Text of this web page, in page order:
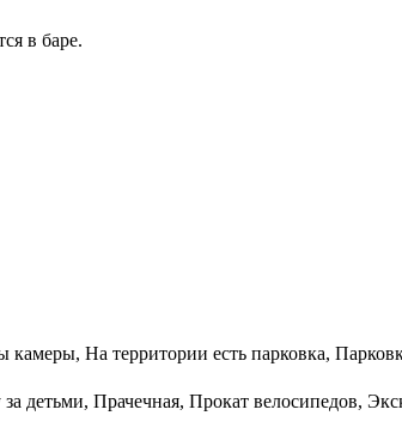
в баре.
На территории есть парковка,
детьми, Прачечная, Прокат велосипедов,